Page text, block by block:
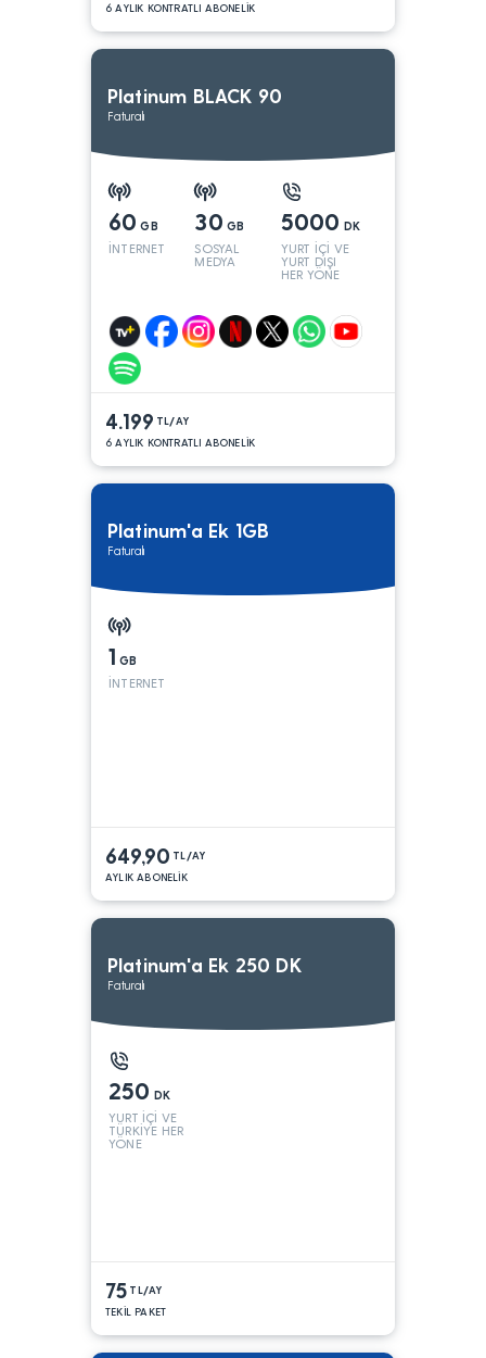
6 AYLIK KONTRATLI ABONELİK
Platinum BLACK 90
Faturalı
60 GB
İNTERNET
30 GB
SOSYAL
MEDYA
5000 DK
YURT İÇİ VE
YURT DIŞI
HER YÖNE
4.199 TL/AY
6 AYLIK KONTRATLI ABONELİK
Platinum'a Ek 1GB
Faturalı
1 GB
İNTERNET
649,90 TL/AY
AYLIK ABONELİK
Platinum'a Ek 250 DK
Faturalı
250 DK
YURT İÇİ VE
TÜRKİYE HER
YÖNE
75 TL/AY
TEKİL PAKET